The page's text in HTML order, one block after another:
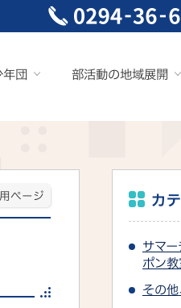
年団 部活動の地域展開
ページ カ
サマ
ポン教
その